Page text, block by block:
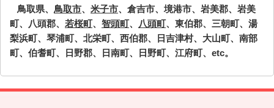
鳥取県、 鳥取市、 米子市、倉吉市、境港市、岩美郡、岩美
町、八頭郡、 若桜町、 智頭町、 八頭町、東伯郡、三朝町、湯
梨浜町、琴浦町、北栄町、西伯郡、日吉津村、大山町、南部
町、伯耆町、日野郡、日南町、日野町、江府町、etc。